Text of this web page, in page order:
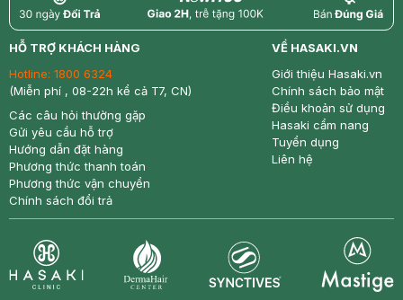
return nowfree price
HỖ TRỢ KHÁCH HÀNG
Hotline: 1800 6324
(Miễn phí , 08-22h kể cả T7, CN)
Các câu hỏi thường gặp
Gửi yêu cầu hỗ trợ
Hướng dẫn đặt hàng
Phương thức thanh toán
Phương thức vận chuyển
Chính sách đổi trả
VỀ HASAKI.VN
Giới thiệu Hasaki.vn
Chính sách bảo mật
Điều khoản sử dụng
Hasaki cẩm nang
Tuyển dụng
Liên hệ